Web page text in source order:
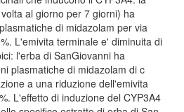
al giorno per 7 giorni) ha
di midazolam per via
L'emivita terminale e' diminuita di
l'erba di SanGiovanni ha
plasmatiche di midazolam di c
a una riduzione dell'emivita
L'effetto di induzione del CYP3A4